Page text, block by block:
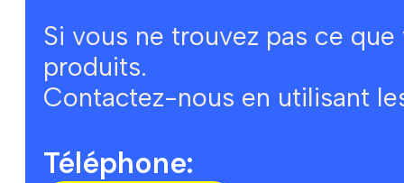
Si vous ne trouvez pas ce
produits.
Contactez-nous en utilisant
Téléphone: